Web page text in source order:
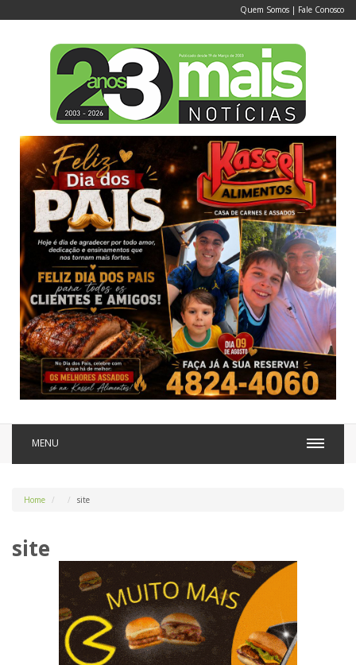
Quem Somos | Fale Conosco
MENU
Home site
site